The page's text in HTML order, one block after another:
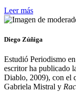
Leer más
Diego Zúñiga
Estudió Periodismo
escritor ha publicado
Diablo, 2009), con el
Gabriela Mistral y